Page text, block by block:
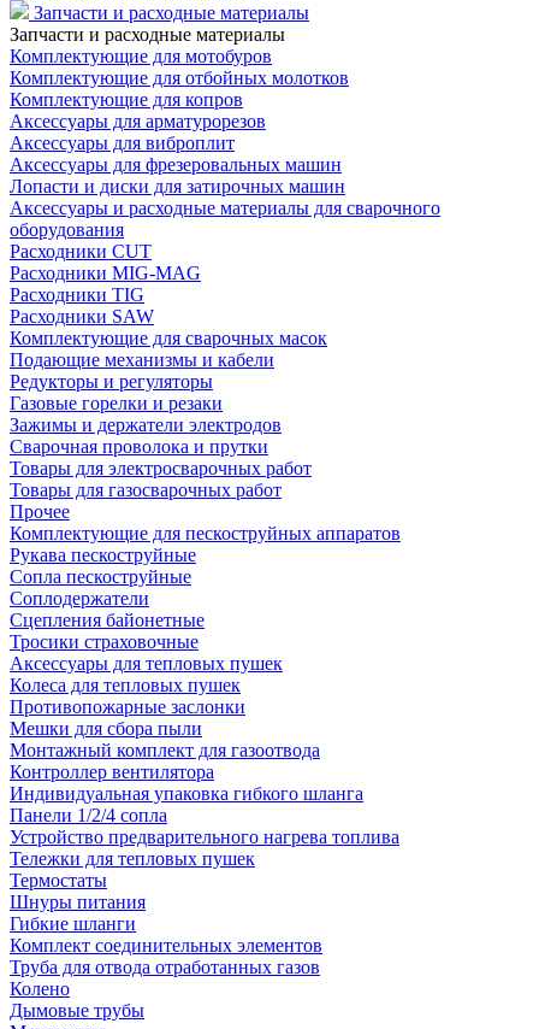
Запчасти и расходные материалы
Запчасти и расходные материалы
Комплектующие для мотобуров
Комплектующие для отбойных молотков
Комплектующие для копров
Аксессуары для арматурорезов
Аксессуары для виброплит
Аксессуары для фрезеровальных машин
Лопасти и диски для затирочных машин
Аксессуары и расходные материалы для сварочного
оборудования
Расходники CUT
Расходники MIG-MAG
Расходники TIG
Расходники SAW
Комплектующие для сварочных масок
Подающие механизмы и кабели
Редукторы и регуляторы
Газовые горелки и резаки
Зажимы и держатели электродов
Сварочная проволока и прутки
Товары для электросварочных работ
Товары для газосварочных работ
Прочее
Комплектующие для пескоструйных аппаратов
Рукава пескоструйные
Сопла пескоструйные
Соплодержатели
Сцепления байонетные
Тросики страховочные
Аксессуары для тепловых пушек
Колеса для тепловых пушек
Противопожарные заслонки
Мешки для сбора пыли
Монтажный комплект для газоотвода
Контроллер вентилятора
Индивидуальная упаковка гибкого шланга
Панели 1/2/4 сопла
Устройство предварительного нагрева топлива
Тележки для тепловых пушек
Термостаты
Шнуры питания
Гибкие шланги
Комплект соединительных элементов
Труба для отвода отработанных газов
Колено
Дымовые трубы